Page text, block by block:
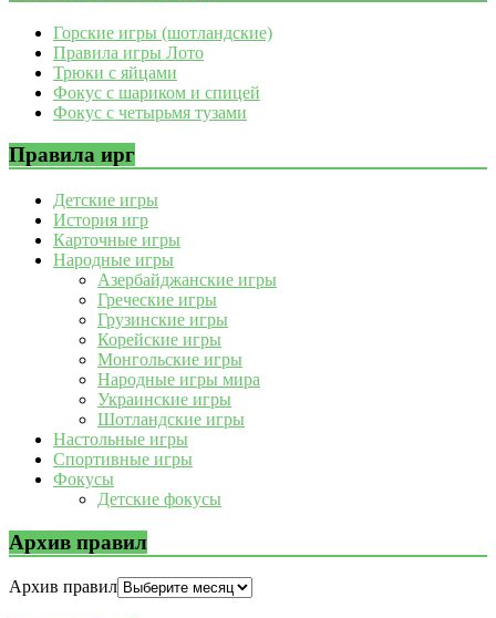
Горские игры (шотландские)
Правила игры Лото
Трюки с яйцами
Фокус с шариком и спицей
Фокус с четырьмя тузами
Правила ирг
Детские игры
История игр
Карточные игры
Народные игры
Азербайджанские игры
Греческие игры
Грузинские игры
Корейские игры
Монгольские игры
Народные игры мира
Украинские игры
Шотландские игры
Настольные игры
Спортивные игры
Фокусы
Детские фокусы
Архив правил
Архив правил